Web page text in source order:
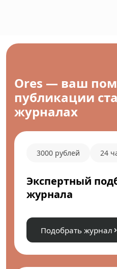
Ores — ваш
публикации
журналах
3000 рублей 24
Экспертный
журнала
Подобрать журнал